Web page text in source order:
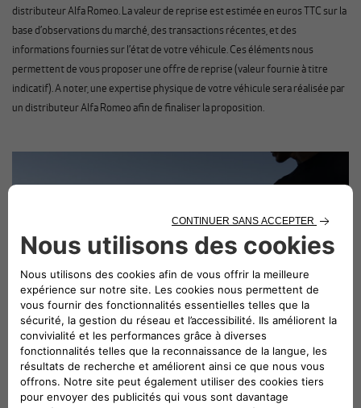
distributeur Alfa Romeo. La valeur de reprise est estimée en euros TTC sur la
base d’observations du marché, des transactions récentes, et des
informations fournies sur l’état de votre véhicule. Ces éléments nous
permettent de vous proposer une offre de reprise (valeur fournie à titre
indicatif). A noter, une expertise physique de votre véhicule sera réalisée par
un distributeur Alfa Romeo afin de finaliser la proposition.